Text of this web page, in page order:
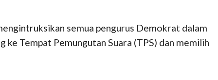
semua pengurus Demokrat dalam
Tempat Pemungutan Suara (TPS) dan memilih